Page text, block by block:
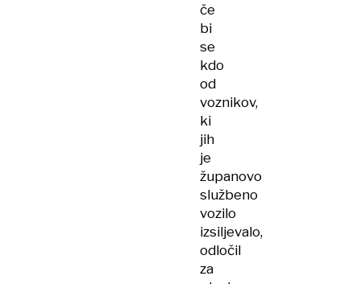
če
bi
se
kdo
od
voznikov,
ki
jih
je
županovo
službeno
vozilo
izsiljevalo,
odločil
za